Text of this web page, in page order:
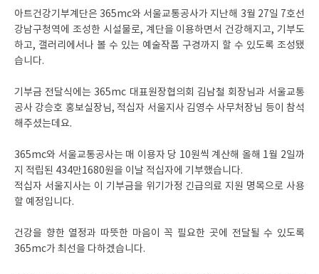
아트건강기부계단은 365mc와 서울교통공사가 지난해 3월 27일 7호선
강남구청역에 조성한 시설물로, 계단을 이용하면서 건강해지고, 기부도
하고, 갤러리에서나 볼 수 있는 예술작품 구경까지 할 수 있도록 조성됐
습니다.
기부금 전달식에는 365mc 대표원장협의회 김남철 회장님과 서울교통
공사 강승호 홍보실장님, 적십자 서울지사 김영수 사무처장님 등이 참석
해주셨는데요.
365mc와 서울교통공사는 매 이용자 당 10원씩 계산해 올해 1월 2일까
지 적립된 434만1680원을 이날 적십자에 기부했습니다.
적십자 서울지사는 이 기부금을 위기가정 긴급의료 지원 명목으로 사용
할 예정입니다.
건강을 향한 열정과 따뜻한 마음이 꼭 필요한 곳에 전달될 수 있도록
365mc가 최선을 다하겠습니다.